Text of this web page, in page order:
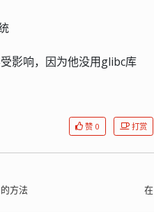
影响，因为他没用glibc库
赞 0 打赏
方法